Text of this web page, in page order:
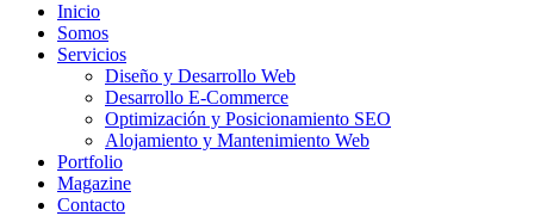
Inicio
Somos
Servicios
Diseño y Desarrollo Web
Desarrollo E-Commerce
Optimización y Posicionamiento SEO
Alojamiento y Mantenimiento Web
Portfolio
Magazine
Contacto